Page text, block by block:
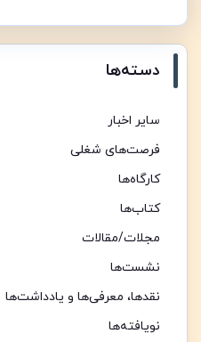
دسته‌ها
سایر اخبار
فرصت‌های شغلی
کارگاه‌ها
کتاب‌ها
مجلات/مقالات
نشست‌ها
نقدها،‌ معرفی‌ها و یادداشت‌ها
نویافته‌ها